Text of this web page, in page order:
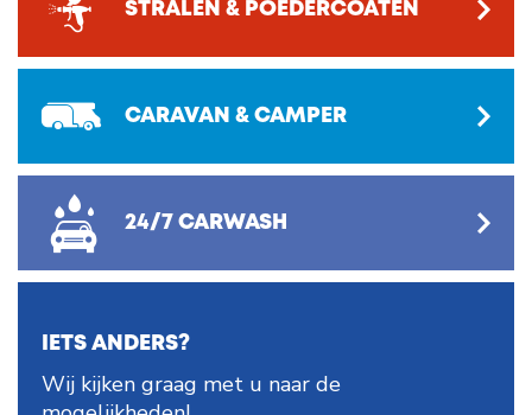
STRALEN & POEDERCOATEN
CARAVAN & CAMPER
24/7 CARWASH
IETS ANDERS?
Wij kijken graag met u naar de